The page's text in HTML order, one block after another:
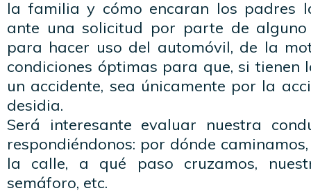
la familia y cómo encaran los padres
ante una solicitud por parte de
para hacer uso del automóvil, de la
condiciones óptimas para que, si tienen
un accidente, sea únicamente por la
desidia.
Será interesante evaluar nuestra
respondiéndonos: por dónde
la calle, a qué paso cruzamos,
semáforo, etc.